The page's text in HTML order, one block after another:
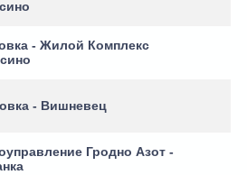
- Жилой Комплекс
- Вишневец
Гродно Азот -